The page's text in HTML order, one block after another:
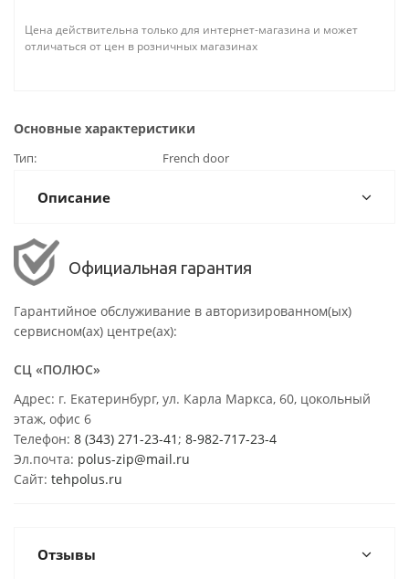
Цена действительна только для интернет-магазина и может
отличаться от цен в розничных магазинах
Основные характеристики
Тип French door
Описание
Официальная гарантия
Гарантийное обслуживание в авторизированном(ых)
сервисном(ах) центре(ах):
СЦ «ПОЛЮС»
Адрес: г. Екатеринбург, ул. Карла Маркса, 60, цокольный
этаж, офис 6
Телефон: 8 (343) 271-23-41; 8-982-717-23-4
Эл.почта: polus-zip@mail.ru
Сайт: tehpolus.ru
Отзывы